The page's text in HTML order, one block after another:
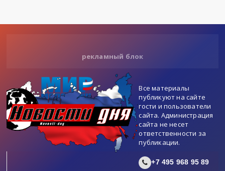
рекламный блок
Все материалы
публикуют на сайте
гости и пользователи
сайта. Администрация
сайта не несет
ответственности за
публикации.
+7 495 968 95 89